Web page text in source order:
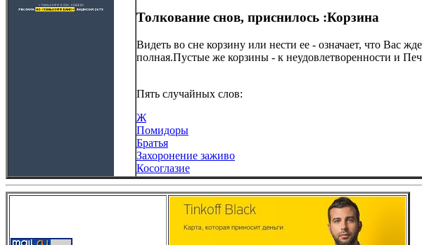
Толкование снов, приснилось :Корзина
Видеть во сне корзину или нести ее - означает, что Вас
полная.Пустые же корзины - к неудовлетворенности и
Пять случайных слов:
Ж
Помидоры
Братья
Захоронение заживо
Косоглазие